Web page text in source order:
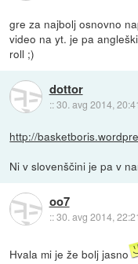
gre za najbolj osnovno
video na yt. je pa
roll ;)
dottor
::30. avg 2014,
http://
Ni v slovenščini je pa v
oo7
::30. avg 2014,
Hvala mi je že bolj jasno